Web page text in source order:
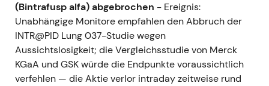
(Bintrafusp alfa) abgebrochen - Ereignis:
Unabhängige Monitore empfahlen den Abbruch der
INTR@PID Lung 037-Studie wegen
Aussichtslosigkeit; die Vergleichsstudie von Merck
KGaA und GSK würde die Endpunkte voraussichtlich
verfehlen — die Aktie verlor intraday zeitweise rund